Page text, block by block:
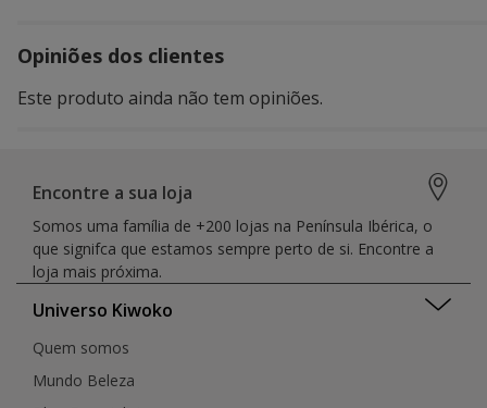
Opiniões dos clientes
Este produto ainda não tem opiniões.
Encontre a sua loja
Somos uma família de +200 lojas na Península Ibérica, o
que signifca que estamos sempre perto de si. Encontre a
loja mais próxima.
Universo Kiwoko
Quem somos
Mundo Beleza